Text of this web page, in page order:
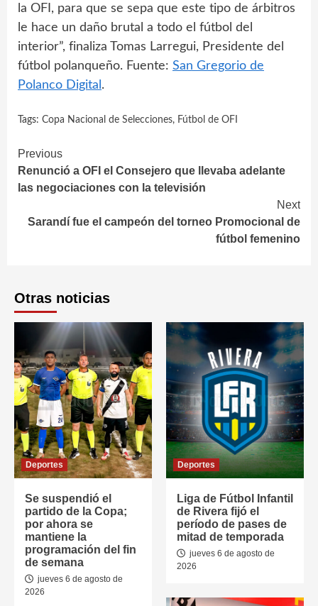
la OFI, para que se sepa que este tipo de árbitros
le hace un daño brutal a todo el fútbol del
interior”, finaliza Tomas Larregui, Presidente del
fútbol polanqueño. Fuente: San Gregorio de
Polanco Digital .
Tags: Copa Nacional de Selecciones, Fútbol de OFI
Continue
Reading
Previous
Renunció a OFI el Consejero que llevaba adelante
las negociaciones con la televisión
Next
Sarandí fue el campeón del torneo Promocional de
fútbol femenino
Otras noticias
Deportes
Se suspendió el
partido de la Copa;
por ahora se
mantiene la
programación del fin
de semana
jueves 6 de agosto de
2026
Deportes
Liga de Fútbol Infantil
de Rivera fijó el
período de pases de
mitad de temporada
jueves 6 de agosto de
2026